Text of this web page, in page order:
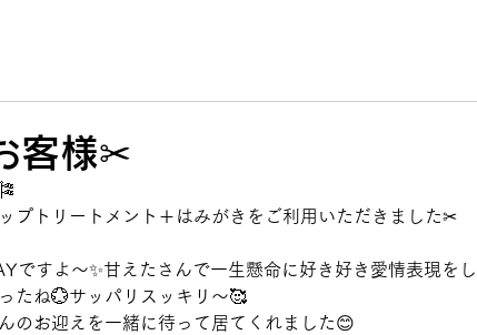
客様✂
プトリートメント＋はみがきをご利用いただきました✂
ですよ～✨甘えたさんで一生懸命に好き好き愛情表現を
たね💮サッパリスッキリ～🥰
のお迎えを一緒に待って居てくれました😊